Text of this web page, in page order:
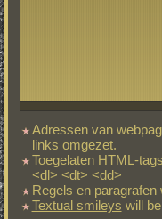
Adressen van
links omgezet.
Toegelaten HTML-
<dl> <dt> <dd>
Regels en
Textual smileys will